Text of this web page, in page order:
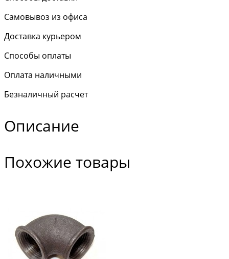
Самовывоз из офиса
Доставка курьером
Способы оплаты
Оплата наличными
Безналичный расчет
Описание
Похожие товары